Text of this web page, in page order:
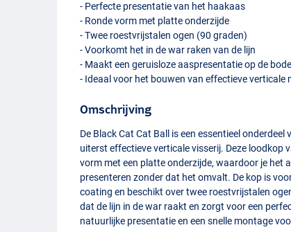
- Perfecte presentatie van het haakaas
- Ronde vorm met platte onderzijde
- Twee roestvrijstalen ogen (90 graden)
- Voorkomt het in de war raken van de lijn
- Maakt een geruisloze aaspresentatie op de
- Ideaal voor het bouwen van effectieve verticale
Omschrijving
De Black Cat Cat Ball is een essentieel
uiterst effectieve verticale visserij. Deze loodkop
vorm met een platte onderzijde, waardoor je het
presenteren zonder dat het omvalt. De kop is
coating en beschikt over twee roestvrijstalen
dat de lijn in de war raakt en zorgt voor een
natuurlijke presentatie en een snelle montage